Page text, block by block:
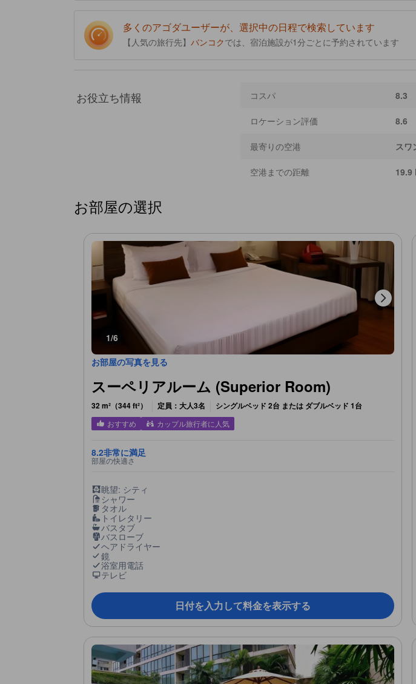
ピングに最適です。 ［一部コンテンツは生成AIによって作成されています。情報が正確でない可能性
多くのアゴダユーザーが、選択中の日程で検索しています
【人気の旅行先】 バンコクでは、宿泊施設が1分ごとに予約されています
お役立ち情報 コスパ 8.3
ロケーション評価 8.6
最寄りの空港 スワ
空港までの距離 19.9
お部屋の選択
1/6
お部屋の写真を見る
スーペリアルーム (Superior Room)
32 m²（344 ft²） 定員：大人3名 シングルベッド 2台 または ダブルベッド 1台
おすすめ カップル旅行者に人気
8.2非常に満足
部屋の快適さ
眺望: シティ
シャワー
タオル
トイレタリー
バスタブ
バスローブ
ヘアドライヤー
鏡
浴室用電話
テレビ
日付を入力して料金を表示する